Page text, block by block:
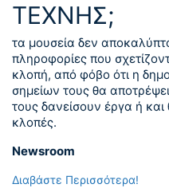
ΤΕΧΝΗΣ;
τα μουσεία δεν
πληροφορίες που
κλοπή, από φόβο ότι η
σημείων τους θα
τους δανείσουν έργα ή
κλοπές.
Newsroom
Διαβάστε Περισσότερα!